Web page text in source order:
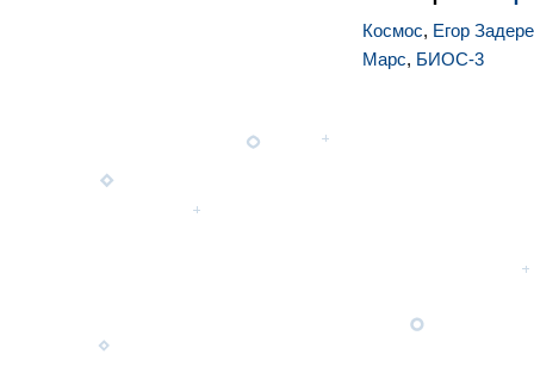
Космос, Егор
Марс, БИОС-3